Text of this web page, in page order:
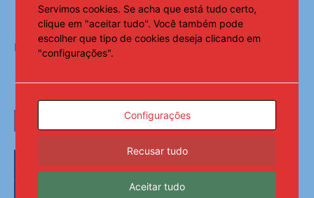
Fonte: Agência Brasil
AGU se reúne com Discord e cobra
proteção de crianças na plataforma
Servimos cookies. Se acha que está tudo certo,
clique em "aceitar tudo". Você também pode
escolher que tipo de cookies deseja clicando em
"configurações".
Configurações
Recusar tudo
Aceitar tudo